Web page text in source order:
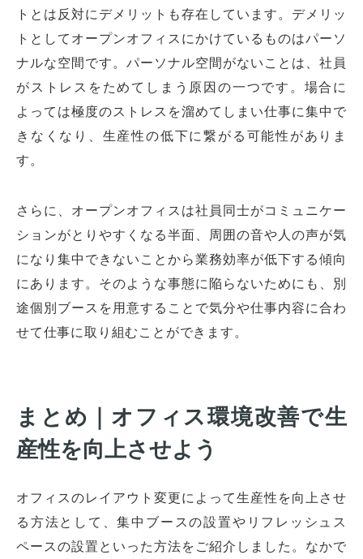
トとは反対にデメリットも存在しています。デメリッ
トとしてオープンオフィスにかけているものはパーソ
ナルな空間です。パーソナル空間がないことは、社員
がストレスをためてしまう原因の一つです。場合に
よっては極度のストレスを溜めてしまい仕事に集中で
きなくなり、生産性の低下に繋がる可能性がありま
す。
さらに、オープンオフィスは社員同士がコミュニケー
ションがとりやすくなる半面、周囲の音や人の声が気
になり集中できないことから業務効率が低下する傾向
にあります。そのような事態に陥らないためにも、別
途個別ブースを用意することで気分や仕事内容に合わ
せて仕事に取り組むことができます。
まとめ｜オフィス環境改善で生
産性を向上させよう
オフィスのレイアウト変更によって生産性を向上させ
る方法として、集中ブースの設置やリフレッシュス
ペースの設置といった方法をご紹介しました。なかで